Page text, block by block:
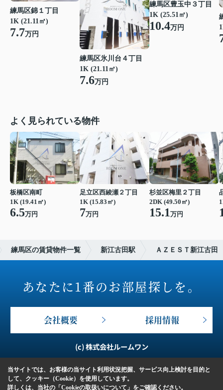
練馬区錦１丁目
1K (21.11㎡)
7.7万円
練馬区氷川台４丁目
1K (21.11㎡)
7.6万円
練馬区豊玉中３丁目
1K (25.51㎡)
10.4万円
よく見られている物件
板橋区南町
1K (19.41㎡)
6.5万円
足立区西綾瀬２丁目
1K (15.83㎡)
7万円
杉並区梅里２丁目
2DK (49.50㎡)
15.1万円
練馬区の賃貸物件一覧 新江古田駅 ＡＺＥＳＴ新江古田
あなたに1番のお部屋探しを。
会社概要 採用情報
(c) 株式会社ルームワン
当サイトでは、お客様の当サイト利用状況把握、サービス向上検討を目的と
して、クッキー（Cookie）を使用しています。
詳しくは、当社の 「Cookieの取扱いについて」 をご確認ください。